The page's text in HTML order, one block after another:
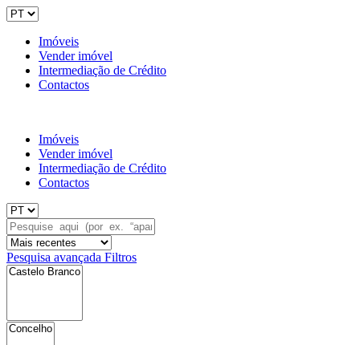
Imóveis
Vender imóvel
Intermediação de Crédito
Contactos
Imóveis
Vender imóvel
Intermediação de Crédito
Contactos
Pesquisa avançada Filtros